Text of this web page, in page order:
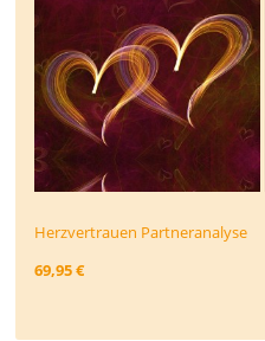
Herzvertrauen Partneranalyse
69,95 €